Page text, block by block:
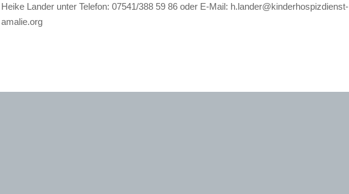
Heike Lander unter Telefon: 07541/388 59 86 oder E-Mail: h.lander@kinderhospizdienst-
amalie.org